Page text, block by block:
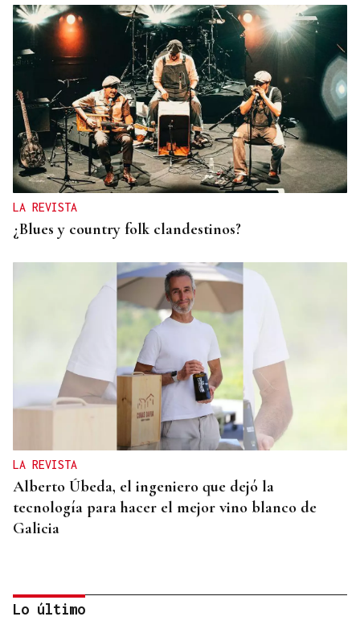
LA REVISTA
¿Blues y country folk clandestinos?
LA REVISTA
Alberto Úbeda, el ingeniero que dejó la
tecnología para hacer el mejor vino blanco de
Galicia
Lo último